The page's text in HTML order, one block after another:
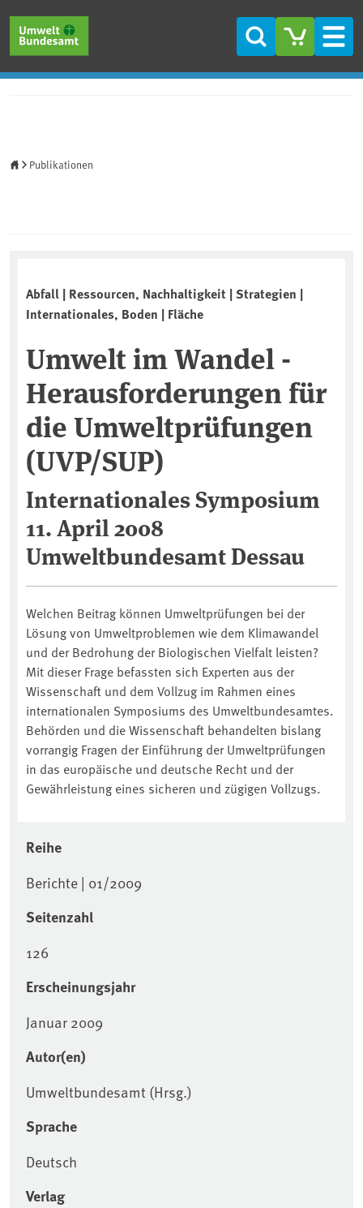
Suche
Publikationen
Abfall | Ressourcen, Nachhaltigkeit | Strategien |
Internationales, Boden | Fläche
Umwelt im Wandel -
Herausforderungen für
die Umweltprüfungen
(UVP/SUP)
Internationales Symposium
11. April 2008
Umweltbundesamt Dessau
Welchen Beitrag können Umweltprüfungen bei der
Lösung von Umweltproblemen wie dem Klimawandel
und der Bedrohung der Biologischen Vielfalt leisten?
Mit dieser Frage befassten sich Experten aus der
Wissenschaft und dem Vollzug im Rahmen eines
internationalen Symposiums des Umweltbundesamtes.
Behörden und die Wissenschaft behandelten bislang
vorrangig Fragen der Einführung der Umweltprüfungen
in das europäische und deutsche Recht und der
Gewährleistung eines sicheren und zügigen Vollzugs.
Reihe
Berichte | 01/2009
Seitenzahl
126
Erscheinungsjahr
Januar 2009
Autor(en)
Umweltbundesamt (Hrsg.)
Sprache
Deutsch
Verlag